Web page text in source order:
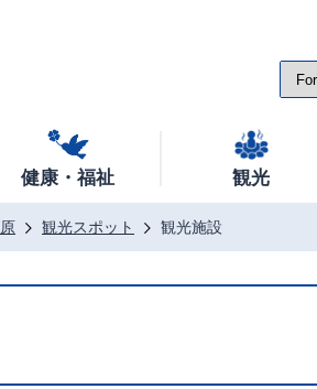
健康・福祉 観光
観光スポット 観光施設